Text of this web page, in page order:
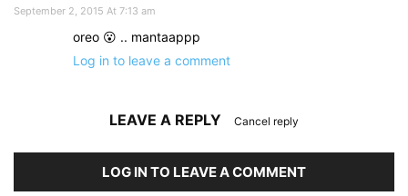
September 2, 2015 At 7:13 am
oreo 😮 .. mantaappp
Log in to leave a comment
LEAVE A REPLY Cancel reply
LOG IN TO LEAVE A COMMENT